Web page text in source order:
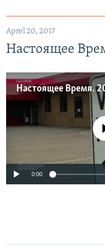
Aprel 20, 2017
Настоящее
Настоящее Время.
No media
0:00